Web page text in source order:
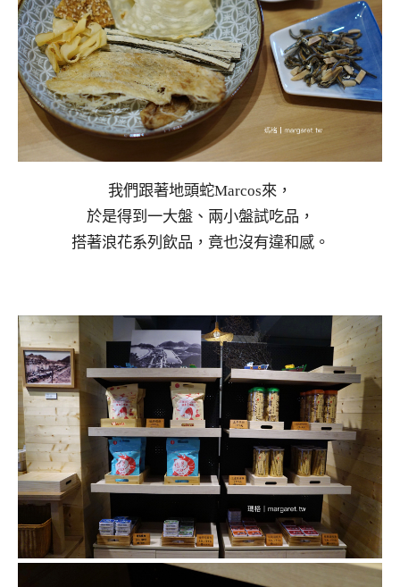
我們跟著地頭蛇Marcos來，
於是得到一大盤、兩小盤試吃品，
搭著浪花系列飲品，竟也沒有違和感。